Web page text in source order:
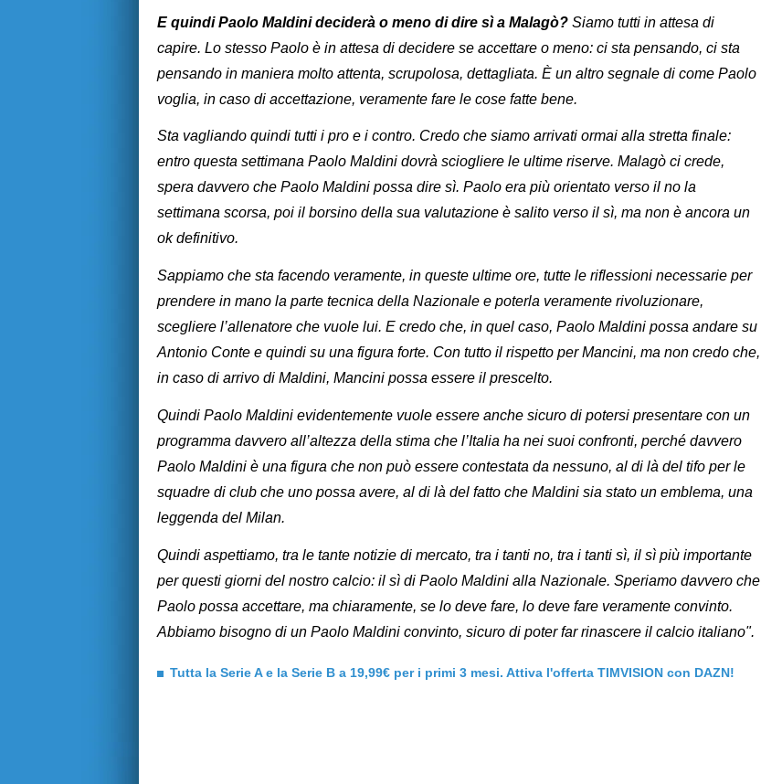
E quindi Paolo Maldini deciderà o meno di dire sì a Malagò? Siamo tutti in attesa di
capire. Lo stesso Paolo è in attesa di decidere se accettare o meno: ci sta pensando, ci sta
pensando in maniera molto attenta, scrupolosa, dettagliata. È un altro segnale di come Paolo
voglia, in caso di accettazione, veramente fare le cose fatte bene.
Sta vagliando quindi tutti i pro e i contro. Credo che siamo arrivati ormai alla stretta finale:
entro questa settimana Paolo Maldini dovrà sciogliere le ultime riserve. Malagò ci crede,
spera davvero che Paolo Maldini possa dire sì. Paolo era più orientato verso il no la
settimana scorsa, poi il borsino della sua valutazione è salito verso il sì, ma non è ancora un
ok definitivo.
Sappiamo che sta facendo veramente, in queste ultime ore, tutte le riflessioni necessarie per
prendere in mano la parte tecnica della Nazionale e poterla veramente rivoluzionare,
scegliere l’allenatore che vuole lui. E credo che, in quel caso, Paolo Maldini possa andare su
Antonio Conte e quindi su una figura forte. Con tutto il rispetto per Mancini, ma non credo che,
in caso di arrivo di Maldini, Mancini possa essere il prescelto.
Quindi Paolo Maldini evidentemente vuole essere anche sicuro di potersi presentare con un
programma davvero all’altezza della stima che l’Italia ha nei suoi confronti, perché davvero
Paolo Maldini è una figura che non può essere contestata da nessuno, al di là del tifo per le
squadre di club che uno possa avere, al di là del fatto che Maldini sia stato un emblema, una
leggenda del Milan.
Quindi aspettiamo, tra le tante notizie di mercato, tra i tanti no, tra i tanti sì, il sì più importante
per questi giorni del nostro calcio: il sì di Paolo Maldini alla Nazionale. Speriamo davvero che
Paolo possa accettare, ma chiaramente, se lo deve fare, lo deve fare veramente convinto.
Abbiamo bisogno di un Paolo Maldini convinto, sicuro di poter far rinascere il calcio italiano".
Tutta la Serie A e la Serie B a 19,99€ per i primi 3 mesi. Attiva l'offerta TIMVISION con DAZN!